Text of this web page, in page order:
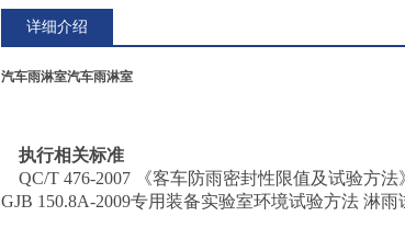
详细介绍
汽车雨淋室汽车雨淋室
执行相关标准
QC/T 476-2007 《客车防雨密封性限值及试验方法
GJB 150.8A-2009专用装备实验室环境试验方法 淋雨